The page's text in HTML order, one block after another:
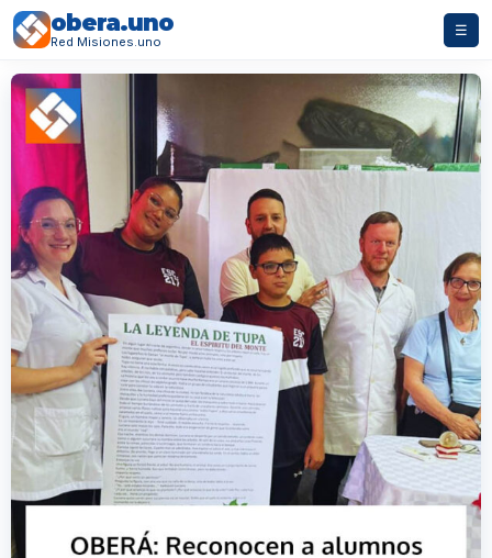
obera.uno
Red Misiones.uno
☰